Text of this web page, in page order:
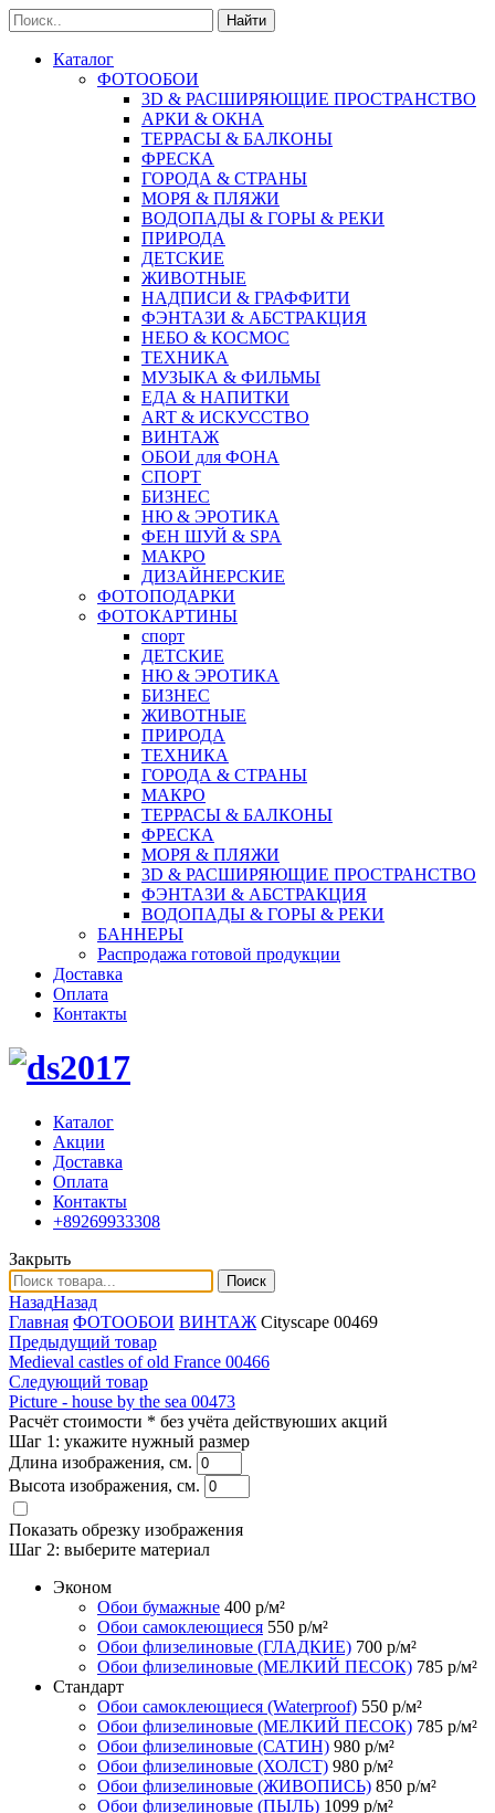
Найти
Каталог
ФОТООБОИ
3D & РАСШИРЯЮЩИЕ ПРОСТРАНСТВО
АРКИ & ОКНА
ТЕРРАСЫ & БАЛКОНЫ
ФРЕСКА
ГОРОДА & СТРАНЫ
МОРЯ & ПЛЯЖИ
ВОДОПАДЫ & ГОРЫ & РЕКИ
ПРИРОДА
ДЕТСКИЕ
ЖИВОТНЫЕ
НАДПИСИ & ГРАФФИТИ
ФЭНТАЗИ & АБСТРАКЦИЯ
НЕБО & КОСМОС
ТЕХНИКА
МУЗЫКА & ФИЛЬМЫ
ЕДА & НАПИТКИ
ART & ИСКУССТВО
ВИНТАЖ
ОБОИ для ФОНА
СПОРТ
БИЗНЕС
НЮ & ЭРОТИКА
ФЕН ШУЙ & SPA
МАКРО
ДИЗАЙНЕРСКИЕ
ФОТОПОДАРКИ
ФОТОКАРТИНЫ
спорт
ДЕТСКИЕ
НЮ & ЭРОТИКА
БИЗНЕС
ЖИВОТНЫЕ
ПРИРОДА
ТЕХНИКА
ГОРОДА & СТРАНЫ
МАКРО
ТЕРРАСЫ & БАЛКОНЫ
ФРЕСКА
МОРЯ & ПЛЯЖИ
3D & РАСШИРЯЮЩИЕ ПРОСТРАНСТВО
ФЭНТАЗИ & АБСТРАКЦИЯ
ВОДОПАДЫ & ГОРЫ & РЕКИ
БАННЕРЫ
Распродажа готовой продукции
Доставка
Оплата
Контакты
Каталог
Акции
Доставка
Оплата
Контакты
+89269933308
Закрыть
Поиск
НазадНазад
Главная ФОТООБОИ ВИНТАЖ Cityscape 00469
Предыдущий товар
Medieval castles of old France 00466
Следующий товар
Picture - house by the sea 00473
Расчёт стоимости * без учёта действуюших акций
Шаг 1: укажите нужный размер
Длина изображения, см.
Высота изображения, см.
Показать обрезку изображения
Шаг 2: выберите материал
Эконом
Обои бумажные 400 р/м²
Обои самоклеющиеся 550 р/м²
Обои флизелиновые (ГЛАДКИЕ) 700 р/м²
Обои флизелиновые (МЕЛКИЙ ПЕСОК) 785 р/м²
Стандарт
Обои самоклеющиеся (Waterproof) 550 р/м²
Обои флизелиновые (МЕЛКИЙ ПЕСОК) 785 р/м²
Обои флизелиновые (САТИН) 980 р/м²
Обои флизелиновые (ХОЛСТ) 980 р/м²
Обои флизелиновые (ЖИВОПИСЬ) 850 р/м²
Обои флизелиновые (ПЫЛЬ) 1099 р/м²